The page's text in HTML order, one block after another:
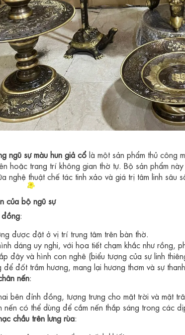
ngũ sự màu hun giả cổ là một sản phẩm thủ công
hoặc trang trí không gian thờ tự. Bộ sản phẩm
nghệ thuật chế tác tinh xảo và giá trị tâm linh sâu
của bộ ngũ sự
:
được đặt ở vị trí trung tâm trên bàn thờ.
dáng uy nghi, với họa tiết chạm khắc như rồng,
đậy và hình con nghê (biểu tượng của sự linh
để đốt trầm hương, mang lại hương thơm và sự
nến:
bên đỉnh đồng, tượng trưng cho mặt trời và mặt
nến có thể dùng để cắm nến thắp sáng trong các
chầu trên lưng rùa: